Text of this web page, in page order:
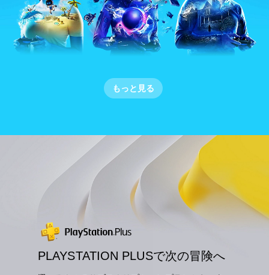
もっと見る
PLAYSTATION PLUSで次の冒険へ